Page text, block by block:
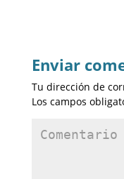
Enviar
Tu dirección de
Los campos